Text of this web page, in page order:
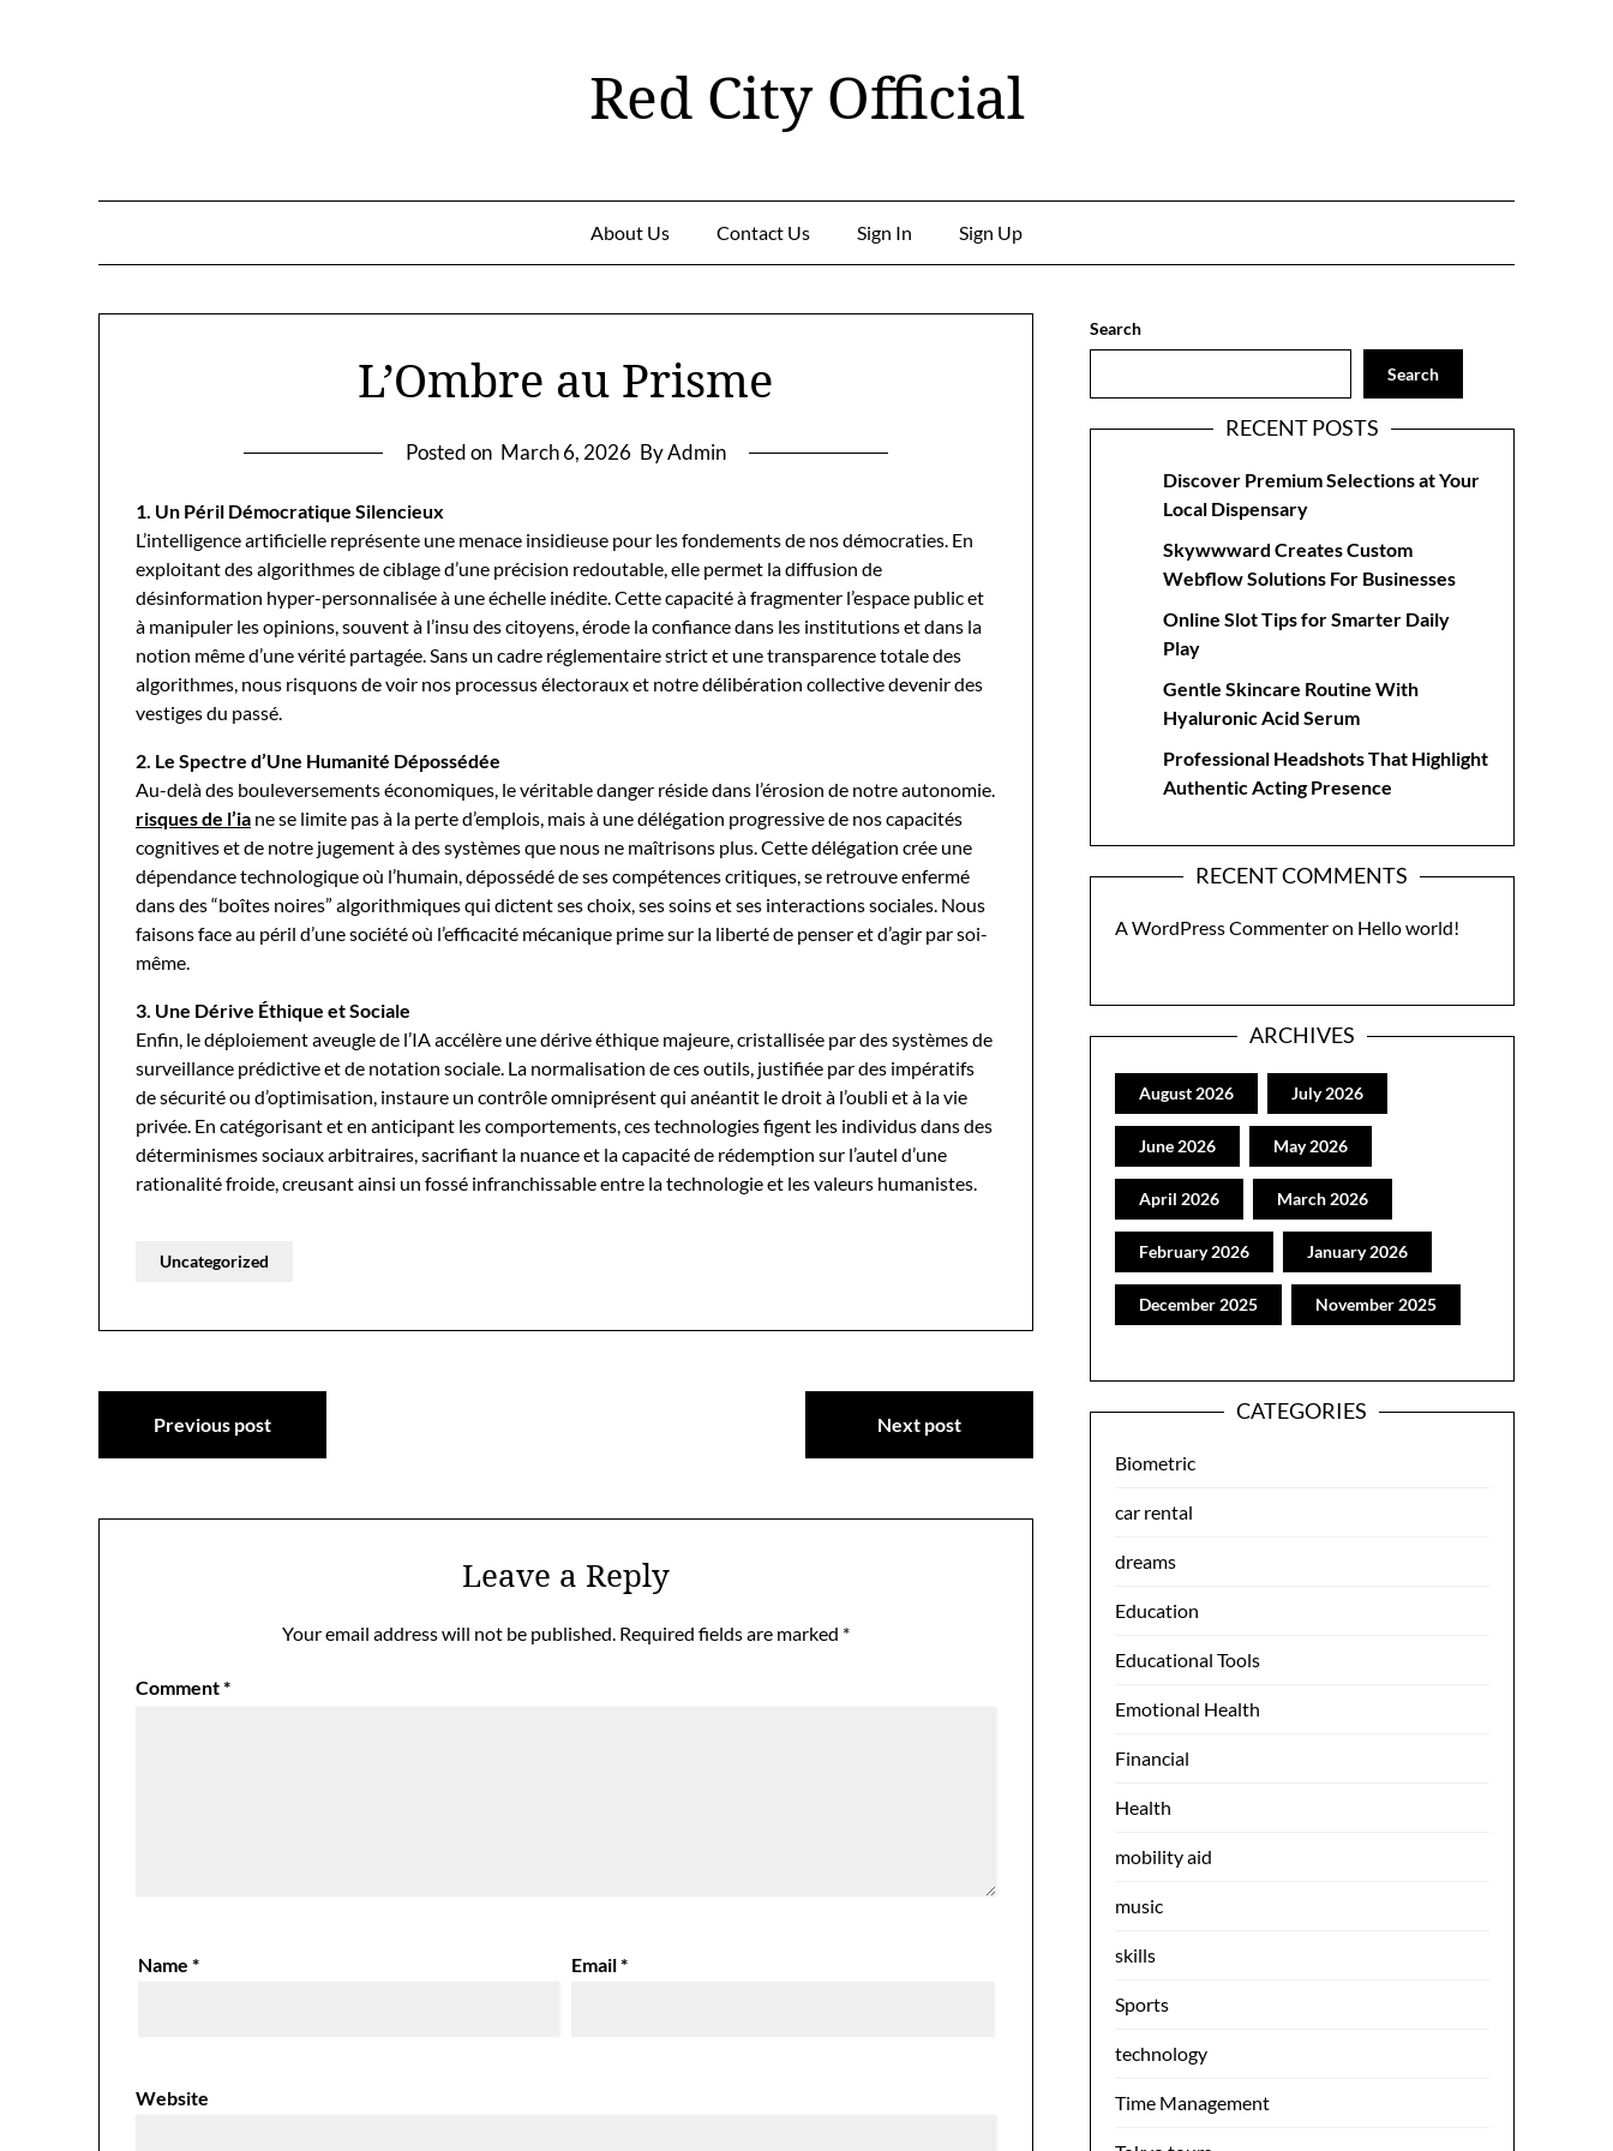
Red City Official
About Us Contact Us Sign In Sign Up
L’Ombre au Prisme
Posted on March 6, 2026 By Admin
1. Un Péril Démocratique Silencieux
L’intelligence artificielle représente une menace insidieuse pour les fondements de nos démocraties. En
exploitant des algorithmes de ciblage d’une précision redoutable, elle permet la diffusion de
désinformation hyper-personnalisée à une échelle inédite. Cette capacité à fragmenter l’espace public et
à manipuler les opinions, souvent à l’insu des citoyens, érode la confiance dans les institutions et dans la
notion même d’une vérité partagée. Sans un cadre réglementaire strict et une transparence totale des
algorithmes, nous risquons de voir nos processus électoraux et notre délibération collective devenir des
vestiges du passé.
2. Le Spectre d’Une Humanité Dépossédée
Au-delà des bouleversements économiques, le véritable danger réside dans l’érosion de notre autonomie.
risques de l’ia ne se limite pas à la perte d’emplois, mais à une délégation progressive de nos capacités
cognitives et de notre jugement à des systèmes que nous ne maîtrisons plus. Cette délégation crée une
dépendance technologique où l’humain, dépossédé de ses compétences critiques, se retrouve enfermé
dans des “boîtes noires” algorithmiques qui dictent ses choix, ses soins et ses interactions sociales. Nous
faisons face au péril d’une société où l’efficacité mécanique prime sur la liberté de penser et d’agir par soi-
même.
3. Une Dérive Éthique et Sociale
Enfin, le déploiement aveugle de l’IA accélère une dérive éthique majeure, cristallisée par des systèmes de
surveillance prédictive et de notation sociale. La normalisation de ces outils, justifiée par des impératifs
de sécurité ou d’optimisation, instaure un contrôle omniprésent qui anéantit le droit à l’oubli et à la vie
privée. En catégorisant et en anticipant les comportements, ces technologies figent les individus dans des
déterminismes sociaux arbitraires, sacrifiant la nuance et la capacité de rédemption sur l’autel d’une
rationalité froide, creusant ainsi un fossé infranchissable entre la technologie et les valeurs humanistes.
Uncategorized
Post
navigation
Previous post Next post
Leave a Reply
Your email address will not be published. Required fields are marked *
Comment*
Name* Email*
Website
Search
Search
RECENT POSTS
Discover Premium Selections at Your
Local Dispensary
Skywwward Creates Custom
Webflow Solutions For Businesses
Online Slot Tips for Smarter Daily
Play
Gentle Skincare Routine With
Hyaluronic Acid Serum
Professional Headshots That Highlight
Authentic Acting Presence
RECENT COMMENTS
A WordPress Commenteron Hello world!
ARCHIVES
August 2026 July 2026
June 2026 May 2026
April 2026 March 2026
February 2026 January 2026
December 2025 November 2025
CATEGORIES
Biometric
car rental
dreams
Education
Educational Tools
Emotional Health
Financial
Health
mobility aid
music
skills
Sports
technology
Time Management